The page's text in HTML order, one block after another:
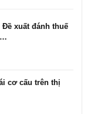
xuất đánh thuế
cơ cấu trên thị